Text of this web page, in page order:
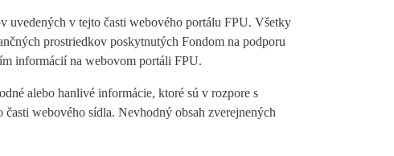
uvedených v tejto časti webového portálu FPU. Všetky
prostriedkov poskytnutých Fondom na podporu
informácií na webovom portáli FPU.
alebo hanlivé informácie, ktoré sú v rozpore s
webového sídla. Nevhodný obsah zverejnených